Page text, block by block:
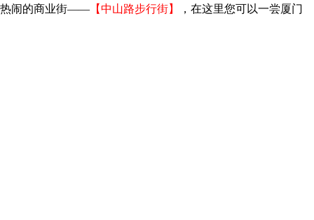
热闹的商业街—— 【中山路步行街】
，在这里您可以一尝厦门